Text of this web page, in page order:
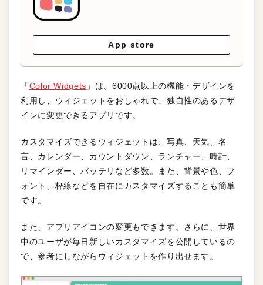
App store
「Color Widgets 」は、6000点以上の機能・デザインを
利用し、ウィジェットをおしゃれで、独自性のあるデザ
インに変更できるアプリです。
カスタマイズできるウィジェットは、写真、天気、名
言、カレンダー、カウントダウン、ランチャー、時計、
リマインダー、バッテリなど多数。また、背景や色、フ
ォント、枠線などを自在にカスタマイズすることも簡単
です。
また、アプリアイコンの変更もできます。さらに、世界
中のユーザが毎日新しいカスタマイズを公開しているの
で、参考にしながらウィジェットを作り出せます。